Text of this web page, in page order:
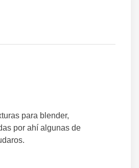
para blender,
por ahí algunas de